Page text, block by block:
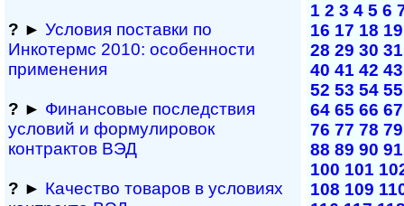
? ► Условия поставки по
Инкотермс 2010: осо­бен­нос­ти
применения
? ► Финансовые последствия
условий и формулировок
контрактов ВЭД
? ► Качество товаров в условиях
1 2 3 4 5 6
16 17 18 19
28 29 30 31
40 41 42 43
52 53 54 55
64 65 66 67
76 77 78 79
88 89 90 91
100 101
108 109